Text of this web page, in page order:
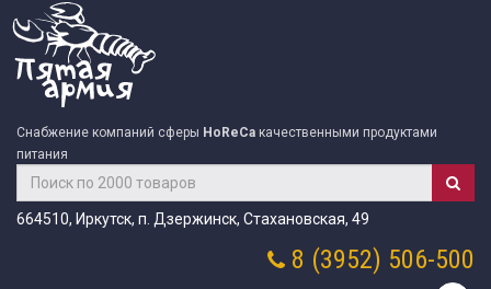
Снабжение компаний сферы HoReCa качественными продуктами
питания
664510, Иркутск, п. Дзержинск, Стахановская, 49
8 (3952) 506-500